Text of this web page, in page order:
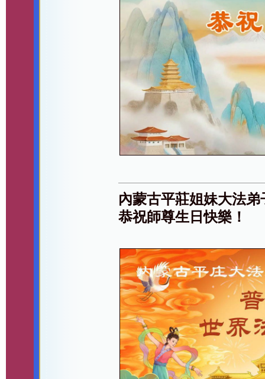
內蒙古平莊姐妹大法
恭祝師尊生日快樂！